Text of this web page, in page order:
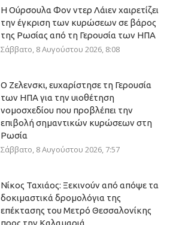
Η Ούρσουλα Φον ντερ Λάιεν χαιρετίζει
την έγκριση των κυρώσεων σε βάρος
της Ρωσίας από τη Γερουσία των ΗΠΑ
Σάββατο, 8 Αυγούστου 2026, 8:08
Ο Ζελενσκι, ευχαρίστησε τη Γερουσία
των ΗΠΑ για την υιοθέτηση
νομοσχεδίου που προβλέπει την
επιβολή σημαντικών κυρώσεων στη
Ρωσία
Σάββατο, 8 Αυγούστου 2026, 7:57
Νίκος Ταχιάος: Ξεκινούν από απόψε τα
δοκιμαστικά δρομολόγια της
επέκτασης του Μετρό Θεσσαλονίκης
προς την Καλαμαριά